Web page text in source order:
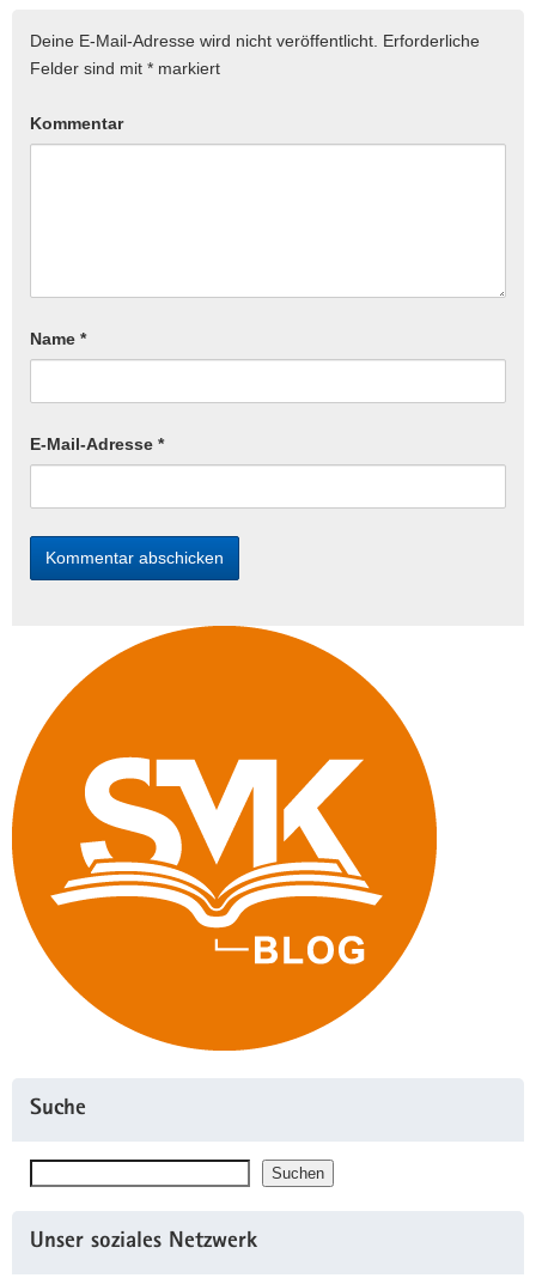
Deine E-Mail-Adresse wird nicht veröffentlicht. Erforderliche
Felder sind mit * markiert
Kommentar
Name *
E-Mail-Adresse *
Suche
Suchen
Unser soziales Netzwerk